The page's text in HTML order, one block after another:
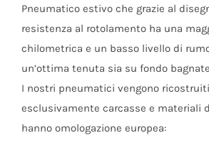
Pneumatico estivo che grazie al
resistenza al rotolamento ha una
chilometrica e un basso livello di
un’ottima tenuta sia su fondo
I nostri pneumatici vengono
esclusivamente carcasse e materiali
hanno omologazione europea: